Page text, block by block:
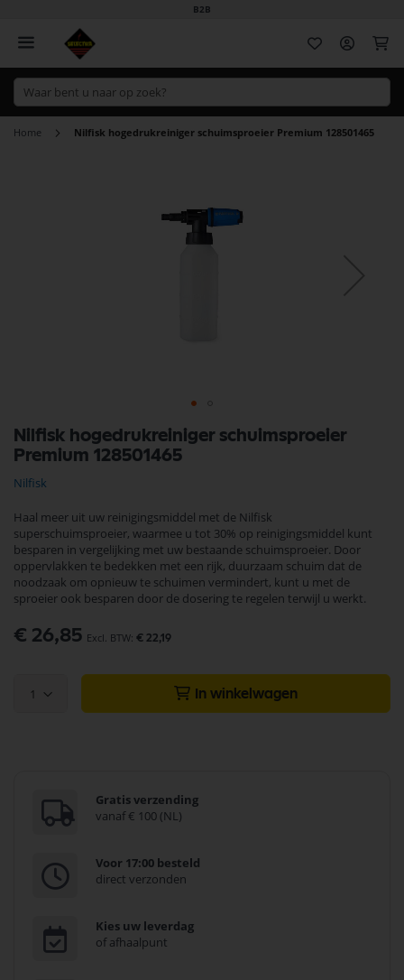
B2B
Home Nilfisk hogedrukreiniger schuimsproeier Premium 128501465
Nilfisk hogedrukreiniger schuimsproeier
Premium 128501465
Nilfisk
Haal meer uit uw reinigingsmiddel met de Nilfisk
superschuimsproeier, waarmee u tot 30% op reinigingsmiddel kunt
besparen in vergelijking met uw bestaande schuimsproeier. Door
oppervlakken te bedekken met een rijk, duurzaam schuim dat de
noodzaak om opnieuw te schuimen vermindert, kunt u met de
sproeier ook besparen door de dosering te regelen terwijl u werkt.
€ 26,85 € 22,19
1 In winkelwagen
Gratis verzending
vanaf € 100 (NL)
Voor 17:00 besteld
direct verzonden
Kies uw leverdag
of afhaalpunt
naar
het
van
afbeeldingen-
gallerij